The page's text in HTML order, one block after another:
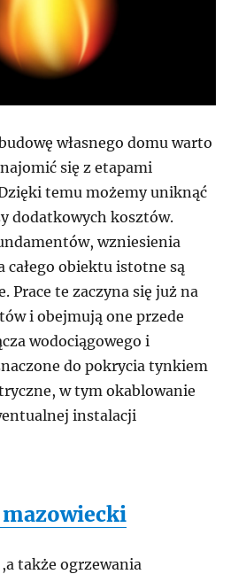
własnego domu warto
się z etapami
temu możemy uniknąć
dodatkowych kosztów.
wzniesienia
całego obiektu istotne są
Prace te zaczyna się już na
i obejmują one przede
wodociągowego i
do pokrycia tynkiem
w tym okablowanie
instalacji
mazowiecki
także ogrzewania